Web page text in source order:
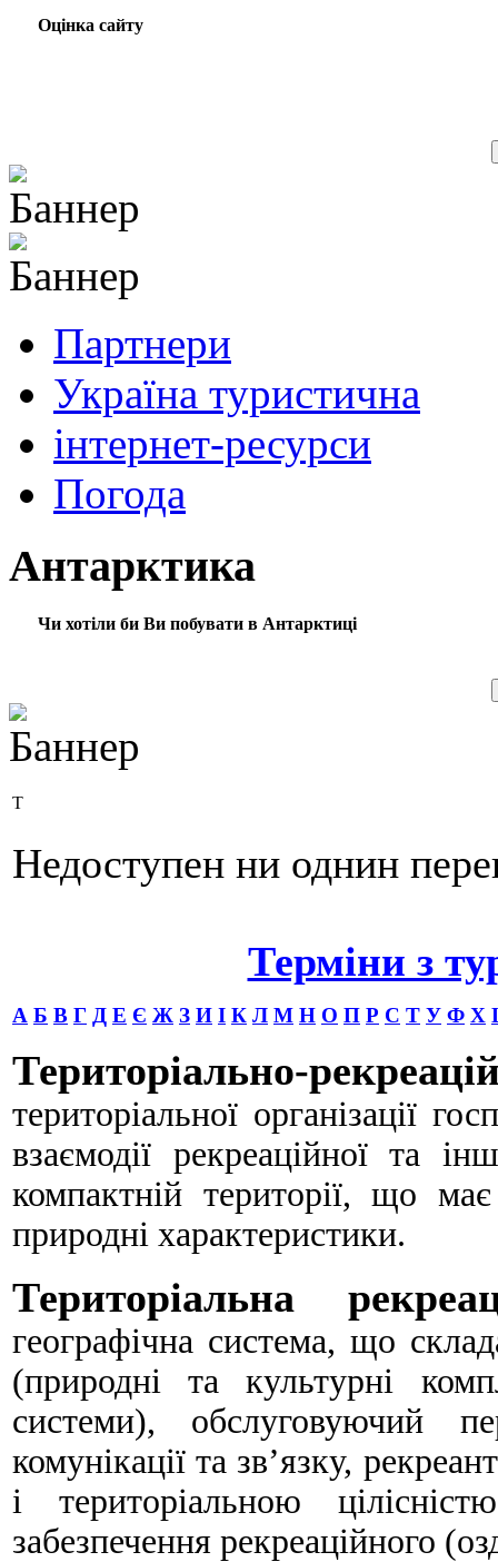
Оцінка сайту
Партнери
Україна туристична
інтернет-ресурси
Погода
Антарктика
Чи хотіли би Ви побувати в Антарктиці
Т
Недоступен ни однин
Терміни з
А Б В Г Д Е Є Ж З И І К Л М Н О П Р С Т У Ф Х
Територіально-
територіальної організації
взаємодії рекреаційної та
компактній території, що
природні характеристики.
Територіальна
географічна система, що
(природні та культурні
системи), обслуговуючий
комунікації та зв’язку,
і територіальною
забезпечення рекреаційного